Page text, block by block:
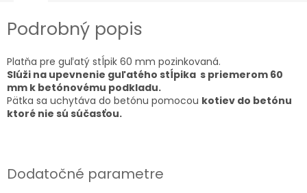
Podrobný popis
Platňa pre guľatý stĺpik 60 mm pozinkovaná.
Slúži na upevnenie guľatého stĺpika s priemerom 60
mm k betónovému podkladu.
Pätka sa uchytáva do betónu pomocou kotiev do betónu
ktoré nie sú súčasťou.
Dodatočné parametre